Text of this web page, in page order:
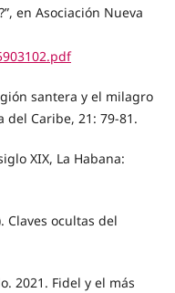
en Asociación Nueva
santera y el milagro
del Caribe, 21: 79-81.
XIX, La Habana:
Claves ocultas del
2021. Fidel y el más